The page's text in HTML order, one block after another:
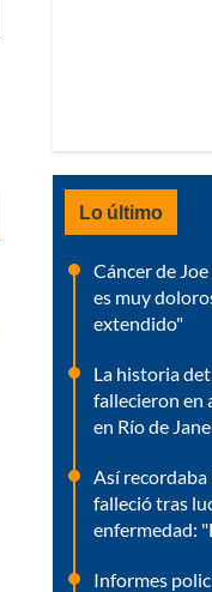
Lo último
Cáncer de
es muy
extendido"
La historia
fallecieron en
en Río de
Así recordaba
falleció tras
enfermedad:
Informes